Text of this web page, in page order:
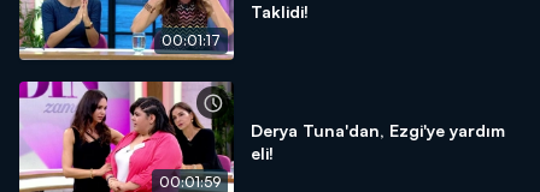
00:01:17
Taklidi!
00:01:59
Derya Tuna'dan, Ezgi'ye yardım
eli!